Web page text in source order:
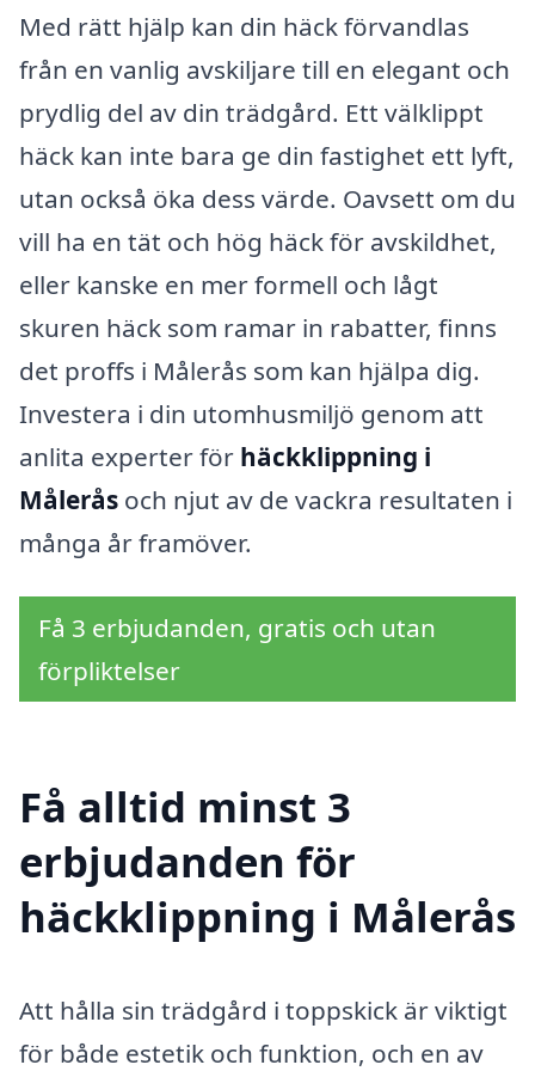
Med rätt hjälp kan din häck förvandlas
från en vanlig avskiljare till en elegant och
prydlig del av din trädgård. Ett välklippt
häck kan inte bara ge din fastighet ett lyft,
utan också öka dess värde. Oavsett om du
vill ha en tät och hög häck för avskildhet,
eller kanske en mer formell och lågt
skuren häck som ramar in rabatter, finns
det proffs i Målerås som kan hjälpa dig.
Investera i din utomhusmiljö genom att
anlita experter för häckklippning i
Målerås och njut av de vackra resultaten i
många år framöver.
Få 3 erbjudanden, gratis och utan
förpliktelser
Få alltid minst 3
erbjudanden för
häckklippning i Målerås
Att hålla sin trädgård i toppskick är viktigt
för både estetik och funktion, och en av